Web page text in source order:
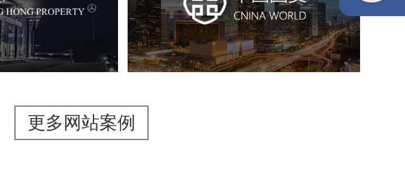
产网站建设
房地产 商业地产
地产网站建设
地产网站设计
网站建设 电商网站
更多网站案例